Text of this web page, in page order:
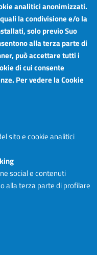
Orari sportelli:
Dal Lunedì al Venerdì ore
8.30 - 12.00
Martedì anche 15.45 - 17.45
analitici anonimizzati.
la condivisione e/o la
solo previo Suo
alla terza parte di
può accettare tutti i
di cui consente
Per vedere la Cookie
sito e cookie analitici
social e contenuti
alla terza parte di profilare